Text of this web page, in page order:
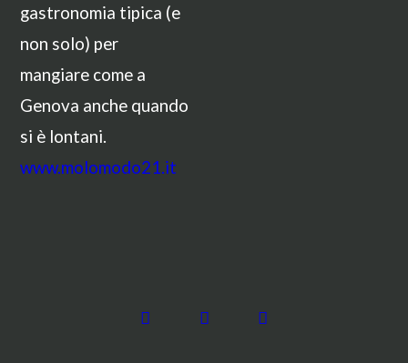
gastronomia tipica (e
non solo) per
mangiare come a
Genova anche quando
si è lontani.
www.molomodo21.it